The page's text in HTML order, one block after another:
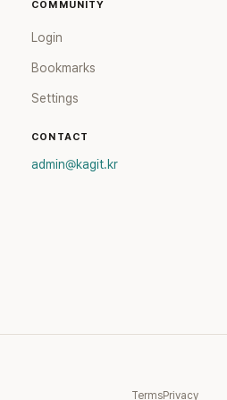
COMMUNITY
Login
Bookmarks
Settings
CONTACT
admin@kagit.kr
TermsPrivacy